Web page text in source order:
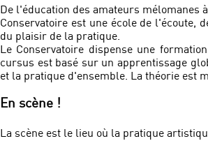
De l'éducation des amateurs
Conservatoire est une école de l'écoute,
du plaisir de la pratique.
Le Conservatoire dispense une
cursus est basé sur un apprentissage
et la pratique d'ensemble. La théorie est
En scène !
La scène est le lieu où la pratique